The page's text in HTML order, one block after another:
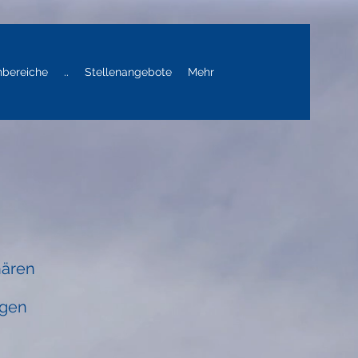
.. Stellenangebote Mehr